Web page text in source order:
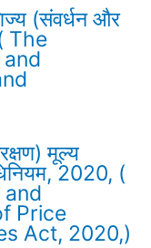
(संवर्धन और
The
मूल्य
2020, (
Price
Act, 2020,)